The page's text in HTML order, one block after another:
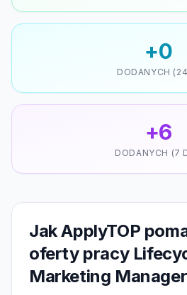
+0
DODANYCH
+6
DODANYCH (7
Jak ApplyTOP
oferty pracy
Marketing Manager